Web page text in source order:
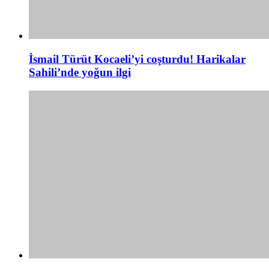
İsmail Türüt Kocaeli’yi coşturdu! Harikalar
Sahili’nde yoğun ilgi